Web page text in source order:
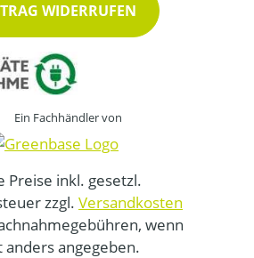
WIDERRUFEN
Ein Fachhändler von
Preise inkl. gesetzl.
zzgl. Versandkosten
wenn
anders angegeben.